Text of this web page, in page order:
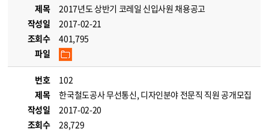
제목
2017년도 상반기 코레일 신입사원 채용공고
작성일
2017-02-21
조회수
401,795
파일
번호
102
제목
한국철도공사 무선통신, 디자인분야 전문직 직원 공개모집
작성일
2017-02-20
조회수
28,729